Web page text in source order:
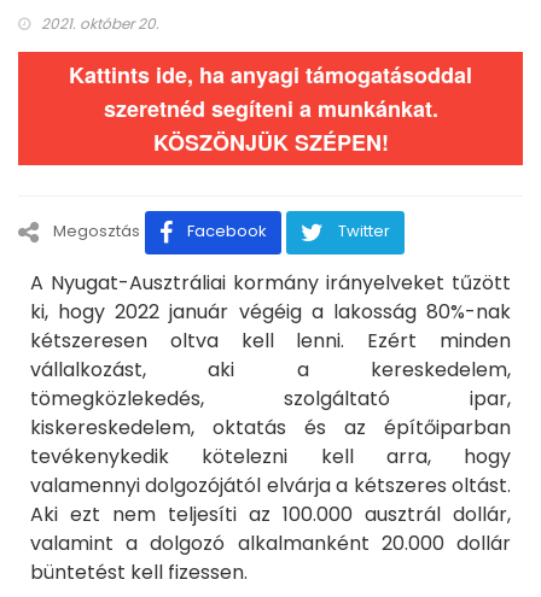
2021. október 20.
Kattints ide, ha anyagi támogatásoddal
szeretnéd segíteni a munkánkat.
KÖSZÖNJÜK SZÉPEN!
Megosztás Facebook Twitter
A Nyugat-Ausztráliai kormány irányelveket tűzött
ki, hogy 2022 január végéig a lakosság 80%-nak
kétszeresen oltva kell lenni. Ezért minden
vállalkozást, aki a kereskedelem,
tömegközlekedés, szolgáltató ipar,
kiskereskedelem, oktatás és az építőiparban
tevékenykedik kötelezni kell arra, hogy
valamennyi dolgozójától elvárja a kétszeres oltást.
Aki ezt nem teljesíti az 100.000 ausztrál dollár,
valamint a dolgozó alkalmanként 20.000 dollár
büntetést kell fizessen.